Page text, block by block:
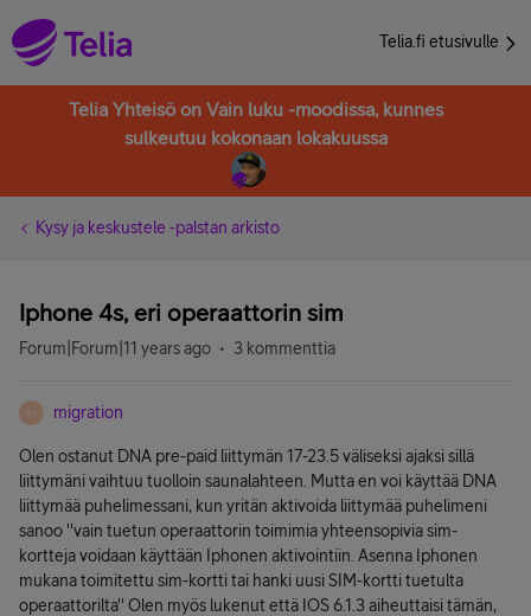
Telia.fi etusivulle
Telia Yhteisö on Vain luku -moodissa, kunnes
sulkeutuu kokonaan lokakuussa
Kysy ja keskustele -palstan arkisto
Iphone 4s, eri operaattorin sim
Forum|Forum|11 years ago 3 kommenttia
M migration
Olen ostanut DNA pre-paid liittymän 17-23.5 väliseksi ajaksi sillä
liittymäni vaihtuu tuolloin saunalahteen. Mutta en voi käyttää DNA
liittymää puhelimessani, kun yritän aktivoida liittymää puhelimeni
sanoo ''vain tuetun operaattorin toimimia yhteensopivia sim-
kortteja voidaan käyttään Iphonen aktivointiin. Asenna Iphonen
mukana toimitettu sim-kortti tai hanki uusi SIM-kortti tuetulta
operaattorilta'' Olen myös lukenut että IOS 6.1.3 aiheuttaisi tämän,